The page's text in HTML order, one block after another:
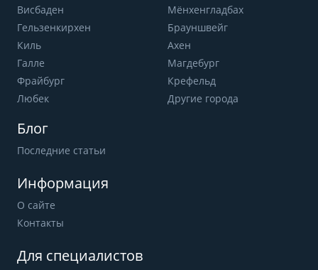
Висбаден
Мёнхенгладбах
Гельзенкирхен
Брауншвейг
Киль
Ахен
Галле
Магдебург
Фрайбург
Крефельд
Любек
Другие города
Блог
Последние статьи
Информация
О сайте
Контакты
Для специалистов